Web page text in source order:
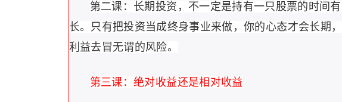
第二课：长期投资，不一定是持有一只股票的时间
长。只有把投资当成终身事业来做，你的心态才会长期
利益去冒无谓的风险。
第三课：绝对收益还是相对收益